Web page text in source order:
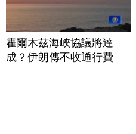
霍爾木茲海峽協議將達
成？伊朗傳不收通行費